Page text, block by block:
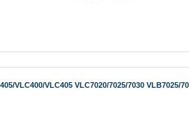
VLC400/VLC405 VLC7020/7025/7030 VLB7025/